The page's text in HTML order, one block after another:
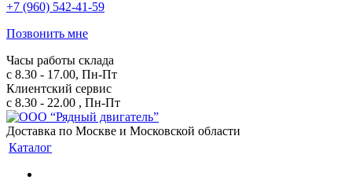
+7 (960) 542-41-59
Позвонить мне
Часы работы склада
с 8.30 - 17.00, Пн-Пт
Клиентский сервис
с 8.30 - 22.00 , Пн-Пт
Доставка по Москве и Московской области
Каталог